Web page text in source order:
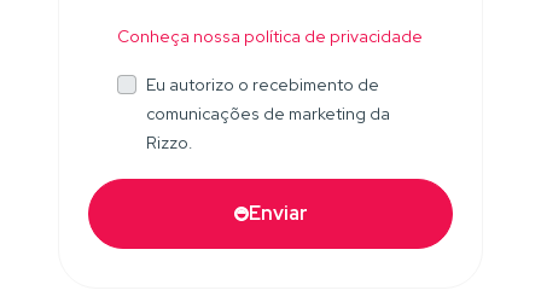
Conheça nossa política de privacidade
Eu autorizo o recebimento de
comunicações de marketing da
Rizzo.
Enviar